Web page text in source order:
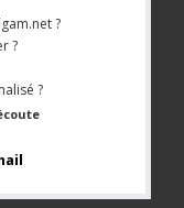
?
?
?